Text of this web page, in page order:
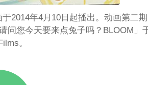
2014年4月10日起播出。动画第二
问您今天要来点兔子吗？BLOOM」
。